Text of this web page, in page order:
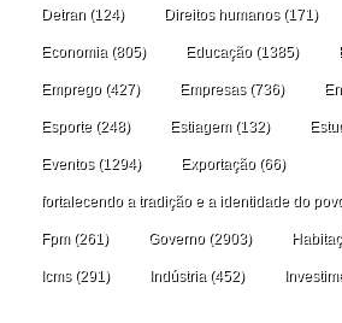
Detran (124) Direitos humanos(171)
Economia (805) Educação(1385)
Emprego(427) Empresas(736)
Esporte (248) Estiagem(132)
Eventos(1294) Exportação(66)
fortalecendo a tradição e a identidade do
Fpm(261) Governo(2903)
Icms(291) Indústria (452)